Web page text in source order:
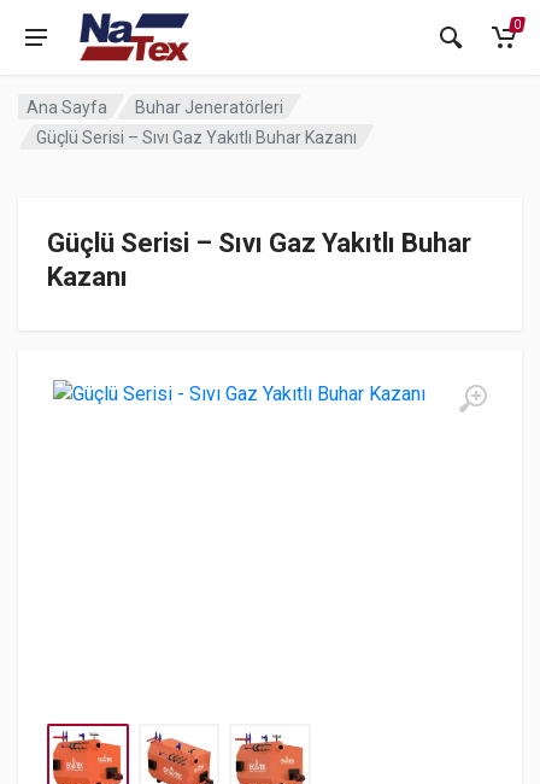
0
Ana Sayfa
Buhar Jeneratörleri
Güçlü Serisi – Sıvı Gaz Yakıtlı Buhar Kazanı
Güçlü Serisi – Sıvı Gaz Yakıtlı Buhar
Kazanı